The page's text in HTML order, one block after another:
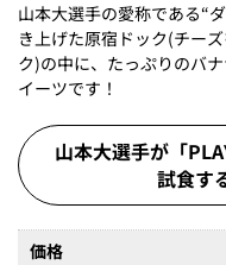
山本大選手の愛称である“
き上げた原宿ドック(チー
ク)の中に、たっぷりのバ
イーツです！
山本大選手が「
試食す
価格